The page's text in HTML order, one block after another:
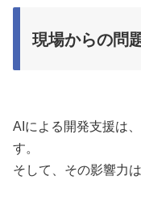
現場からの問
AIによる開発支援は
す。
そして、その影響力